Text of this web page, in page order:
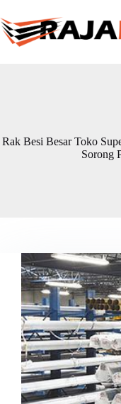
to
content
Rak Besi Besar Toko
Sorong